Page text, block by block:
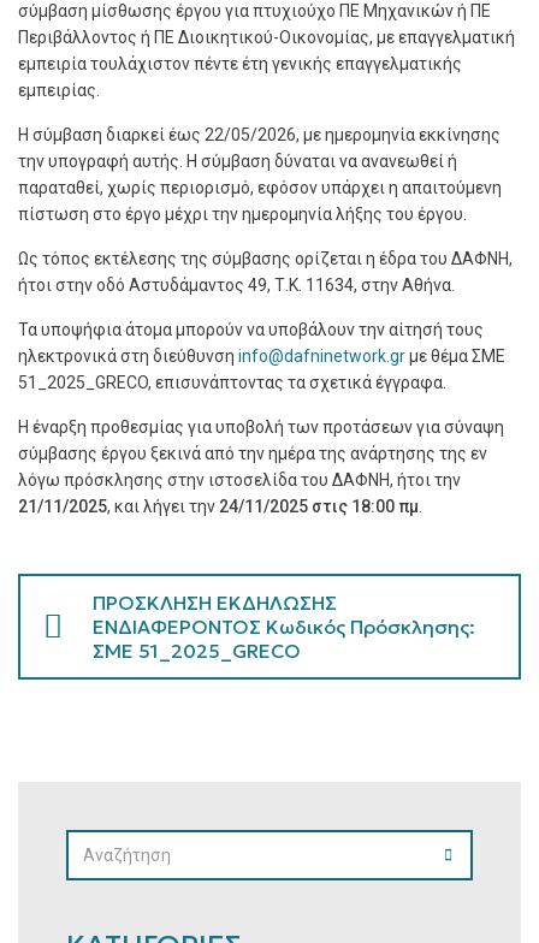
σύμβαση μίσθωσης έργου για πτυχιούχο ΠΕ Μηχανικών ή ΠΕ
Περιβάλλοντος ή ΠΕ Διοικητικού-Οικονομίας, με επαγγελματική
εμπειρία τουλάχιστον πέντε έτη γενικής επαγγελματικής
εμπειρίας.
Η σύμβαση διαρκεί έως 22/05/2026, με ημερομηνία εκκίνησης
την υπογραφή αυτής. Η σύμβαση δύναται να ανανεωθεί ή
παραταθεί, χωρίς περιορισμό, εφόσον υπάρχει η απαιτούμενη
πίστωση στο έργο μέχρι την ημερομηνία λήξης του έργου.
Ως τόπος εκτέλεσης της σύμβασης ορίζεται η έδρα του ΔΑΦΝΗ,
ήτοι στην οδό Αστυδάμαντος 49, Τ.Κ. 11634, στην Αθήνα.
Τα υποψήφια άτομα μπορούν να υποβάλουν την αίτησή τους
ηλεκτρονικά στη διεύθυνση info@dafninetwork.grμε θέμαΣΜΕ
51_2025_GRECO, επισυνάπτοντας τα σχετικά έγγραφα.
Η έναρξη προθεσμίας για υποβολή των προτάσεων για σύναψη
σύμβασης έργου ξεκινά από την ημέρα της ανάρτησης της εν
λόγω πρόσκλησης στην ιστοσελίδα του ΔΑΦΝΗ, ήτοι την
21/11/2025, και λήγει την 24/11/2025 στις 18:00 πμ
ΠΡΟΣΚΛΗΣΗ ΕΚΔΗΛΩΣΗΣ
ΕΝΔΙΑΦΕΡΟΝΤΟΣ Κωδικός Πρόσκλησης:
ΣΜΕ 51_2025_GRECO